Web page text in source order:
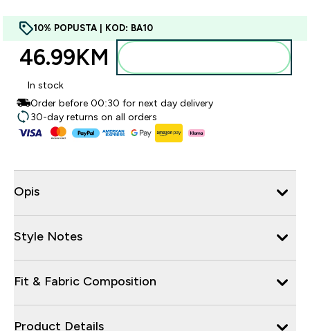
10% POPUSTA | KOD: BA10
46.99KM‎
In stock
Order before 00:30 for next day delivery
30-day returns on all orders
Opis
Style Notes
Fit & Fabric Composition
Product Details